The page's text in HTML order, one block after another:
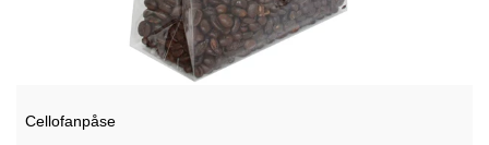
Cellofanpåse